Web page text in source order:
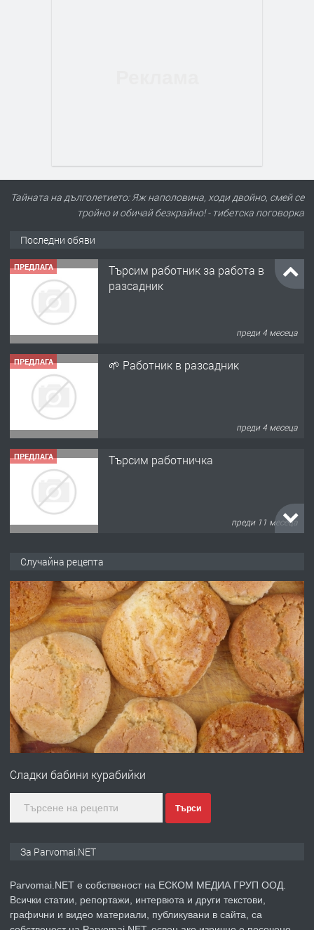
Тайната на дълголетието: Яж наполовина, ходи двойно, смей се
тройно и обичай безкрайно! - тибетска поговорка
Последни обяви
ПРЕДЛАГА
Търсим работник за работа в
разсадник
преди 4 месеца
ПРЕДЛАГА 🌱 Работник в разсадник
преди 4 месеца
ПРЕДЛАГА Търсим работничка
преди 11 месеца
преди 1 година
ПРЕДЛАГА Работа за общи работници
преди 1 година
ПРЕДЛАГА
Първи поход "По стъпките на Ангел
преди 1 година
Случайна рецепта
Сладки бабини курабийки
Търси
За Parvomai.NET
Parvomai.NET е собственост на ЕСКОМ МЕДИА ГРУП ООД.
Всички статии, репортажи, интервюта и други текстови,
графични и видео материали, публикувани в сайта, са